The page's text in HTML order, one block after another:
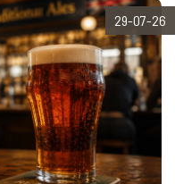
29-07-26